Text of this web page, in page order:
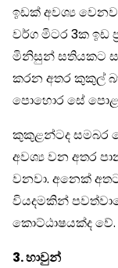
ඉඩක් අවශ්‍ය
වර්ග මිටර 3ක ඉඩ
මිනිසුන් සතියකට
කරන අතර කුකුල්
පොහොර සේ
කුකුළන්ටද සමබර
අවශ්‍ය වන අතර
වනවා. අනෙක්
වියදමකින්
කොට්ඨාෂයක්ද වේ.
3. හාවුන්